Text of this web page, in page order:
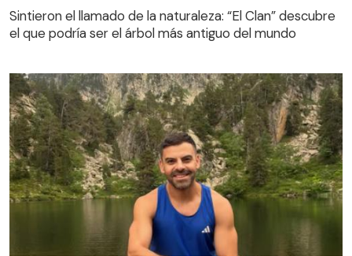
el que podría ser el árbol más antiguo del mundo
Sintieron el llamado de la naturaleza: “El Clan” descubre
el que podría ser el árbol más antiguo del mundo